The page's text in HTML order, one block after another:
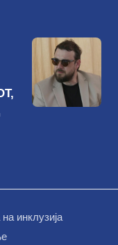
инклузија